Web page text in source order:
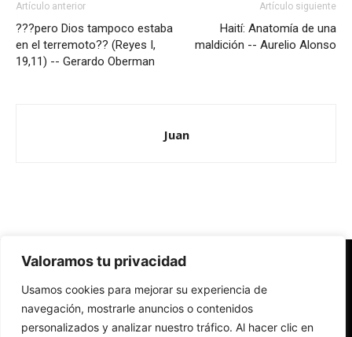
Valoramos tu privacidad
Usamos cookies para mejorar su experiencia de
navegación, mostrarle anuncios o contenidos
personalizados y analizar nuestro tráfico. Al hacer clic en
Artículo anterior
???pero Dios tampoco estaba
en el terremoto?? (Reyes I,
19,11) -- Gerardo Oberman
Artículo siguiente
Haití: Anatomía de una
maldición -- Aurelio Alonso
Juan
Redes Cristianas
Una mirada alternativa sobre la Iglesia católica y la sociedad
- Colectivos de Redes Cristianas